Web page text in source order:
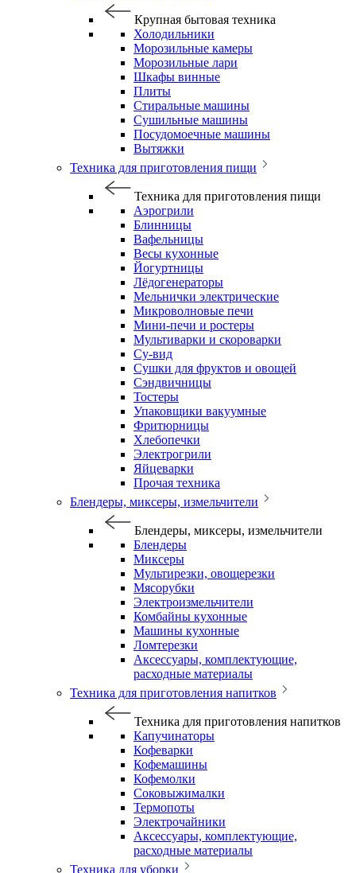
Крупная бытовая техника
Холодильники
Морозильные камеры
Морозильные лари
Шкафы винные
Плиты
Стиральные машины
Сушильные машины
Посудомоечные машины
Вытяжки
Техника для приготовления пищи
Техника для приготовления пищи
Аэрогрили
Блинницы
Вафельницы
Весы кухонные
Йогуртницы
Лёдогенераторы
Мельнички электрические
Микроволновые печи
Мини-печи и ростеры
Мультиварки и скороварки
Су-вид
Сушки для фруктов и овощей
Сэндвичницы
Тостеры
Упаковщики вакуумные
Фритюрницы
Хлебопечки
Электрогрили
Яйцеварки
Прочая техника
Блендеры, миксеры, измельчители
Блендеры, миксеры, измельчители
Блендеры
Миксеры
Мультирезки, овощерезки
Мясорубки
Электроизмельчители
Комбайны кухонные
Машины кухонные
Ломтерезки
Аксессуары, комплектующие,
расходные материалы
Техника для приготовления напитков
Техника для приготовления напитков
Капучинаторы
Кофеварки
Кофемашины
Кофемолки
Соковыжималки
Термопоты
Электрочайники
Аксессуары, комплектующие,
расходные материалы
Техника для уборки